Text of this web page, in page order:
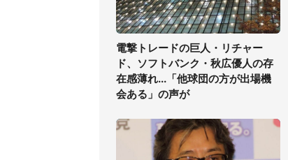
電撃トレードの巨人・リチャー
ド、ソフトバンク・秋広優人の存
在感薄れ...「他球団の方が出場機
会ある」の声が